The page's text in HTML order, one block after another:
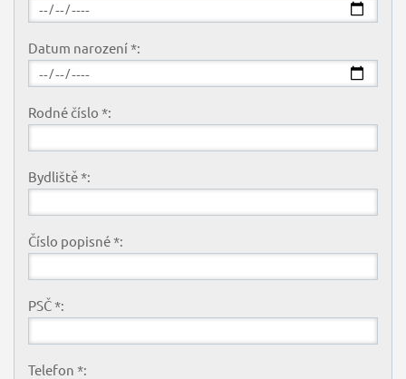
Datum narození *:
Rodné číslo *:
Bydliště *:
Číslo popisné *:
PSČ *:
Telefon *: